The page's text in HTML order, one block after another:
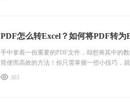
PDF怎么转Excel？如何将PDF转为
手中拿着一份重要的PDF文件，却想将其中的
简便而高效的方法！你只需掌握一些小技巧，
吧！
303